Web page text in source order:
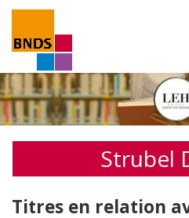
Strubel
Titres en relation